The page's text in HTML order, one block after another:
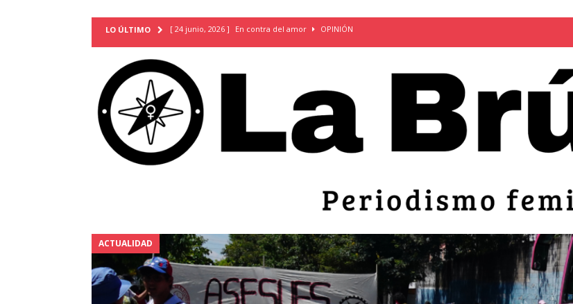
LO ÚLTIMO [ 24 junio, 2026 ] En contra del amor OPINIÓN
TERRITORIO
[ 21 febrero, 2026 ] Cuando la prevención de embarazos en niñas y adolescentes desaparece del territorio
INVESTIGACIONES
[ 31 julio, 2026 ] Estudiantes conmemoran el 51 aniversario de la masacre de 1975 y denuncian el
Piden mantener la libertad provisional de Sandra Leticia Hernández: víctima del régimen de
[ 28 julio, 2026 ] ARENA y FMLN apuestan por mujeres en sus fórmulas presidenciales para 2027
ACTUALIDAD
[ 24 julio, 2026 ] A María Hildaura le falló el Estado OPINIÓN
ACTUALIDAD